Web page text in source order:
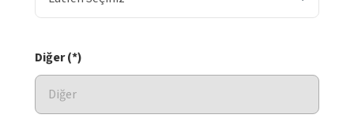
Diğer (*)